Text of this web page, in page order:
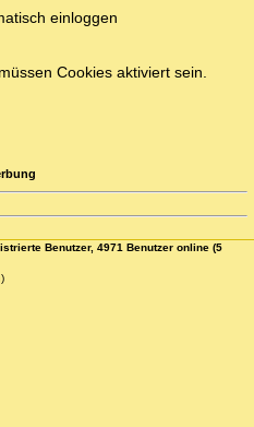
einloggen
Cookies aktiviert sein.
Benutzer, 4971 Benutzer online (5